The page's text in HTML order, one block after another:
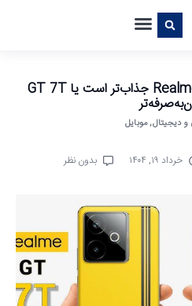
نظرسنجی هفتگی: Realme GT 7 جذاب‌تر است یا GT 7T
و دیجیتال,موبایل
خرداد ۱۹, ۱۴۰۴ بدون نظر